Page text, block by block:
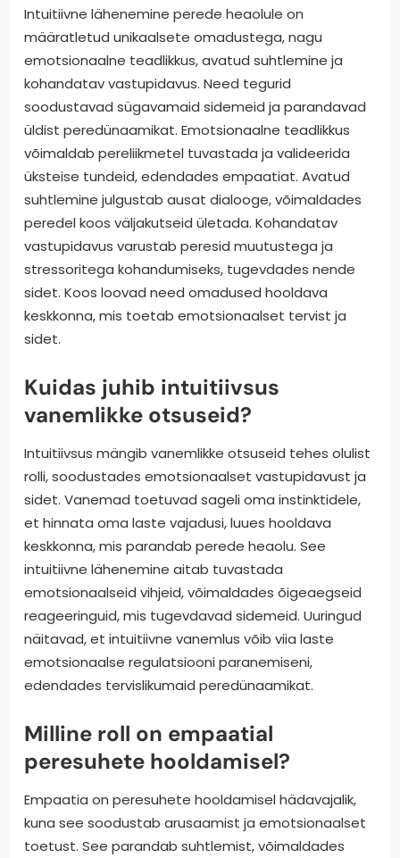
Intuitiivne lähenemine perede heaolule on
määratletud unikaalsete omadustega, nagu
emotsionaalne teadlikkus, avatud suhtlemine ja
kohandatav vastupidavus. Need tegurid
soodustavad sügavamaid sidemeid ja parandavad
üldist peredünaamikat. Emotsionaalne teadlikkus
võimaldab pereliikmetel tuvastada ja valideerida
üksteise tundeid, edendades empaatiat. Avatud
suhtlemine julgustab ausat dialooge, võimaldades
peredel koos väljakutseid ületada. Kohandatav
vastupidavus varustab peresid muutustega ja
stressoritega kohandumiseks, tugevdades nende
sidet. Koos loovad need omadused hooldava
keskkonna, mis toetab emotsionaalset tervist ja
sidet.
Kuidas juhib intuitiivsus
vanemlikke otsuseid?
Intuitiivsus mängib vanemlikke otsuseid tehes olulist
rolli, soodustades emotsionaalset vastupidavust ja
sidet. Vanemad toetuvad sageli oma instinktidele,
et hinnata oma laste vajadusi, luues hooldava
keskkonna, mis parandab perede heaolu. See
intuitiivne lähenemine aitab tuvastada
emotsionaalseid vihjeid, võimaldades õigeaegseid
reageeringuid, mis tugevdavad sidemeid. Uuringud
näitavad, et intuitiivne vanemlus võib viia laste
emotsionaalse regulatsiooni paranemiseni,
edendades tervislikumaid peredünaamikat.
Milline roll on empaatial
peresuhete hooldamisel?
Empaatia on peresuhete hooldamisel hädavajalik,
kuna see soodustab arusaamist ja emotsionaalset
toetust. See parandab suhtlemist, võimaldades